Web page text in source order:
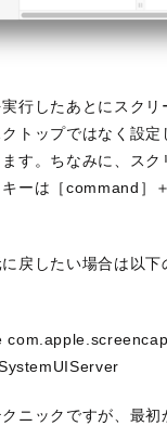
行したあとにスクリ
トップではなく設定
す。ちなみに、スク
ーは［command］
戻したい場合は以下
ニックですが、最